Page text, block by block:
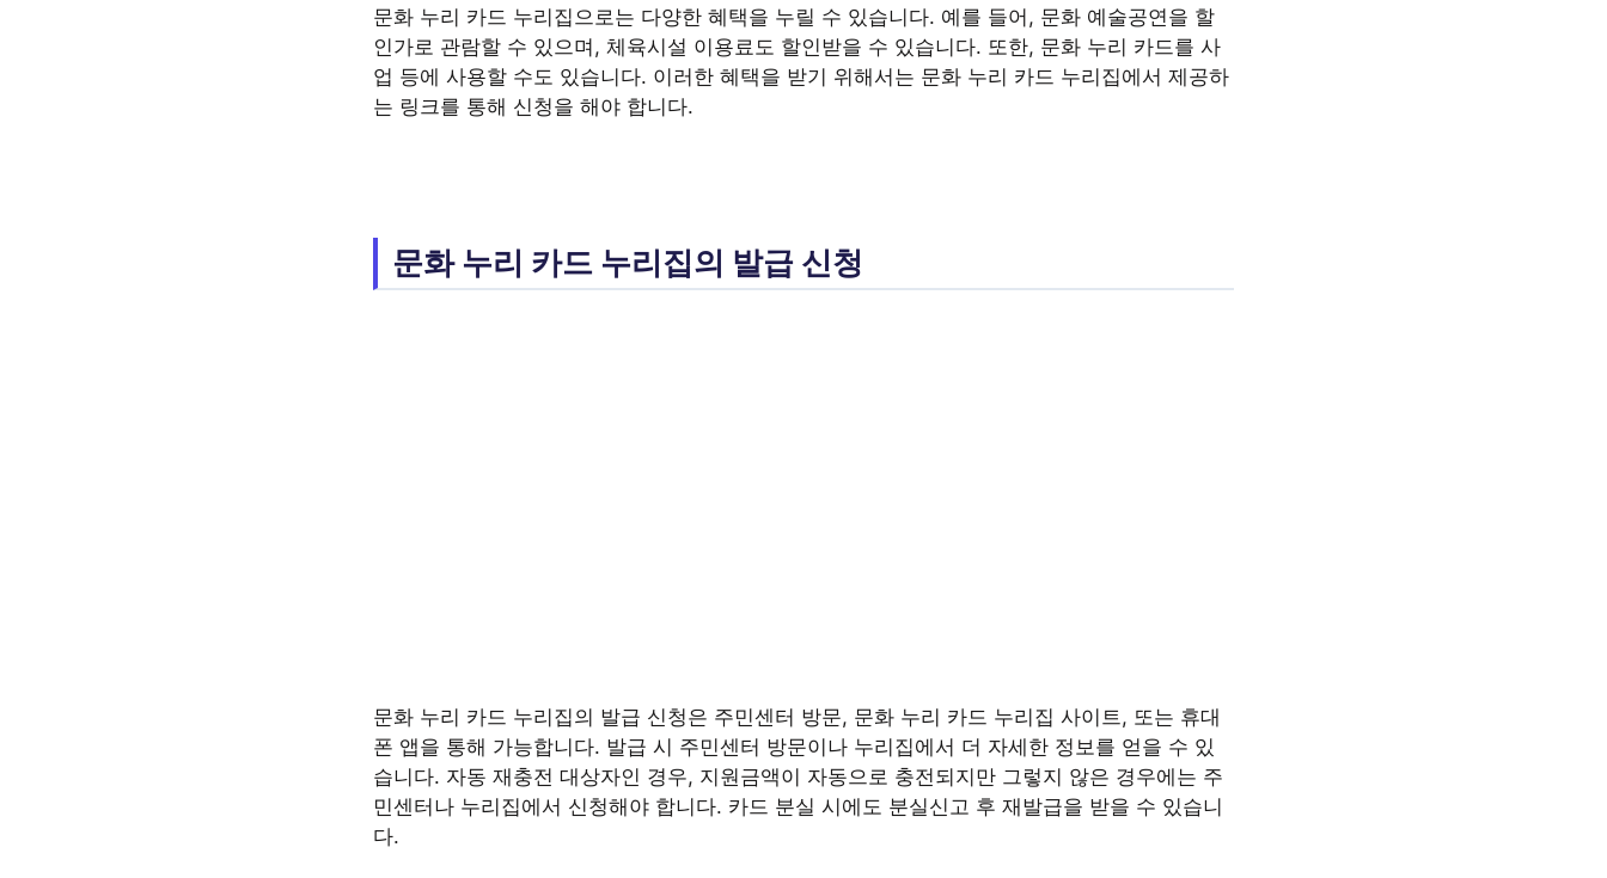
문화 누리 카드 누리집으로는 다양한 혜택을 누릴 수 있습니다. 예를 들어, 문화 예술공연을 할
인가로 관람할 수 있으며, 체육시설 이용료도 할인받을 수 있습니다. 또한, 문화 누리 카드를 사
업 등에 사용할 수도 있습니다. 이러한 혜택을 받기 위해서는 문화 누리 카드 누리집에서 제공하
는 링크를 통해 신청을 해야 합니다.
문화 누리 카드 누리집의 발급 신청
문화 누리 카드 누리집의 발급 신청은 주민센터 방문, 문화 누리 카드 누리집 사이트, 또는 휴대
폰 앱을 통해 가능합니다. 발급 시 주민센터 방문이나 누리집에서 더 자세한 정보를 얻을 수 있
습니다. 자동 재충전 대상자인 경우, 지원금액이 자동으로 충전되지만 그렇지 않은 경우에는 주
민센터나 누리집에서 신청해야 합니다. 카드 분실 시에도 분실신고 후 재발급을 받을 수 있습니
다.